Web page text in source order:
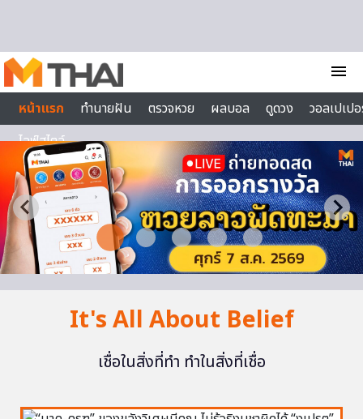
menu
หน้าแรก
ทำนายฝัน ตรวจหวย ผลบอล ดูดวง
วอลเปเป
ไลฟ์สไตล์
It's All About Belief
เชื่อในสิ่งที่ทำ ทำในสิ่งที่เชื่อ